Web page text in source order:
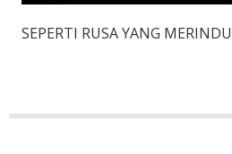
SEPERTI RUSA YANG